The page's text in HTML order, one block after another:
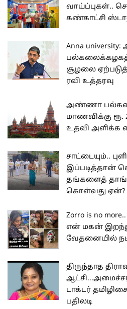
வாய்ப்புகள்..
கண்காட்சி
Anna
சூழலை
ரவி உத்தரவு
அண்ணா
மாணவிக்கு
உதவி அளிக்க
சாட்டையும்..
இப்படித்தான்
தங்களைத்
கொள்வது ஏன்?
Zorro is no
என் மகன்
வேதனையில்
திருந்தாத
டாக்டர்
பதிலடி